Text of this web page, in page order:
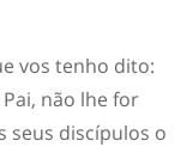
vos tenho dito:
não lhe for
seus discípulos o